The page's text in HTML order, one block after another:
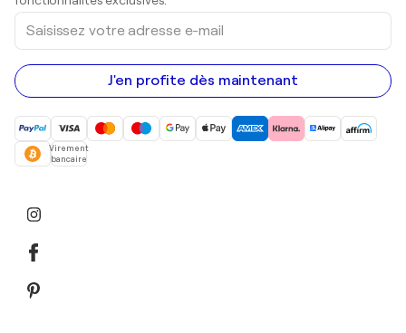
Saisissez
votre
adresse
e-
mail
J'en profite dès maintenant
Virement
bancaire